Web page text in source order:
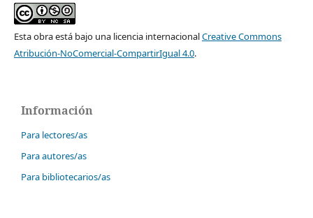
Esta obra está bajo una licencia internacionalCreative Commons
Atribución-NoComercial-CompartirIgual 4.0.
Información
Para lectores/as
Para autores/as
Para bibliotecarios/as